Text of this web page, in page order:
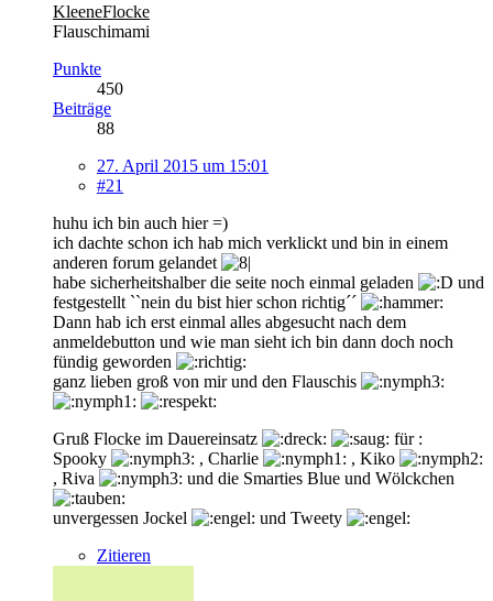
KleeneFlocke
Flauschimami
Punkte
450
Beiträge
88
27. April 2015 um 15:01
#21
huhu ich bin auch hier =)
ich dachte schon ich hab mich verklickt und bin in einem
anderen forum gelandet
habe sicherheitshalber die seite noch einmal geladen
und
festgestellt ``nein du bist hier schon richtig´´
Dann hab ich erst einmal alles abgesucht nach dem
anmeldebutton und wie man sieht ich bin dann doch noch
fündig geworden
ganz lieben groß von mir und den Flauschis
Gruß Flocke im Dauereinsatz
für :
Spooky
, Charlie
, Kiko
, Riva
und die Smarties Blue und Wölckchen
unvergessen Jockel
und Tweety
Zitieren